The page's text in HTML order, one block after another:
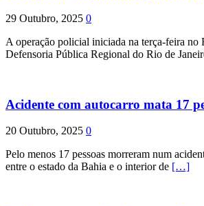
29 Outubro, 2025 0
A operação policial iniciada na terça-feira no
Defensoria Pública Regional do Rio de
Acidente com autocarro mata 17
20 Outubro, 2025 0
Pelo menos 17 pessoas morreram num
entre o estado da Bahia e o interior de […]